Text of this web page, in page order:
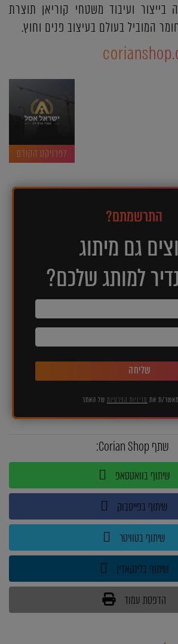
בייצור ועיבוד משטחי קוריאן תוצרת
לפרויקט הקודם
התרשמתם?
גם מיתוג
למותג שלכם?
שליחה
ת את מדיניות הפרטיות של האתר
שתף Corian Shop:
שיתוף בוואטסאפ
שיתוף בפייסבוק
שיתוף בטוויטר
שיתוף בלינקאדין
הדפסת עמוד